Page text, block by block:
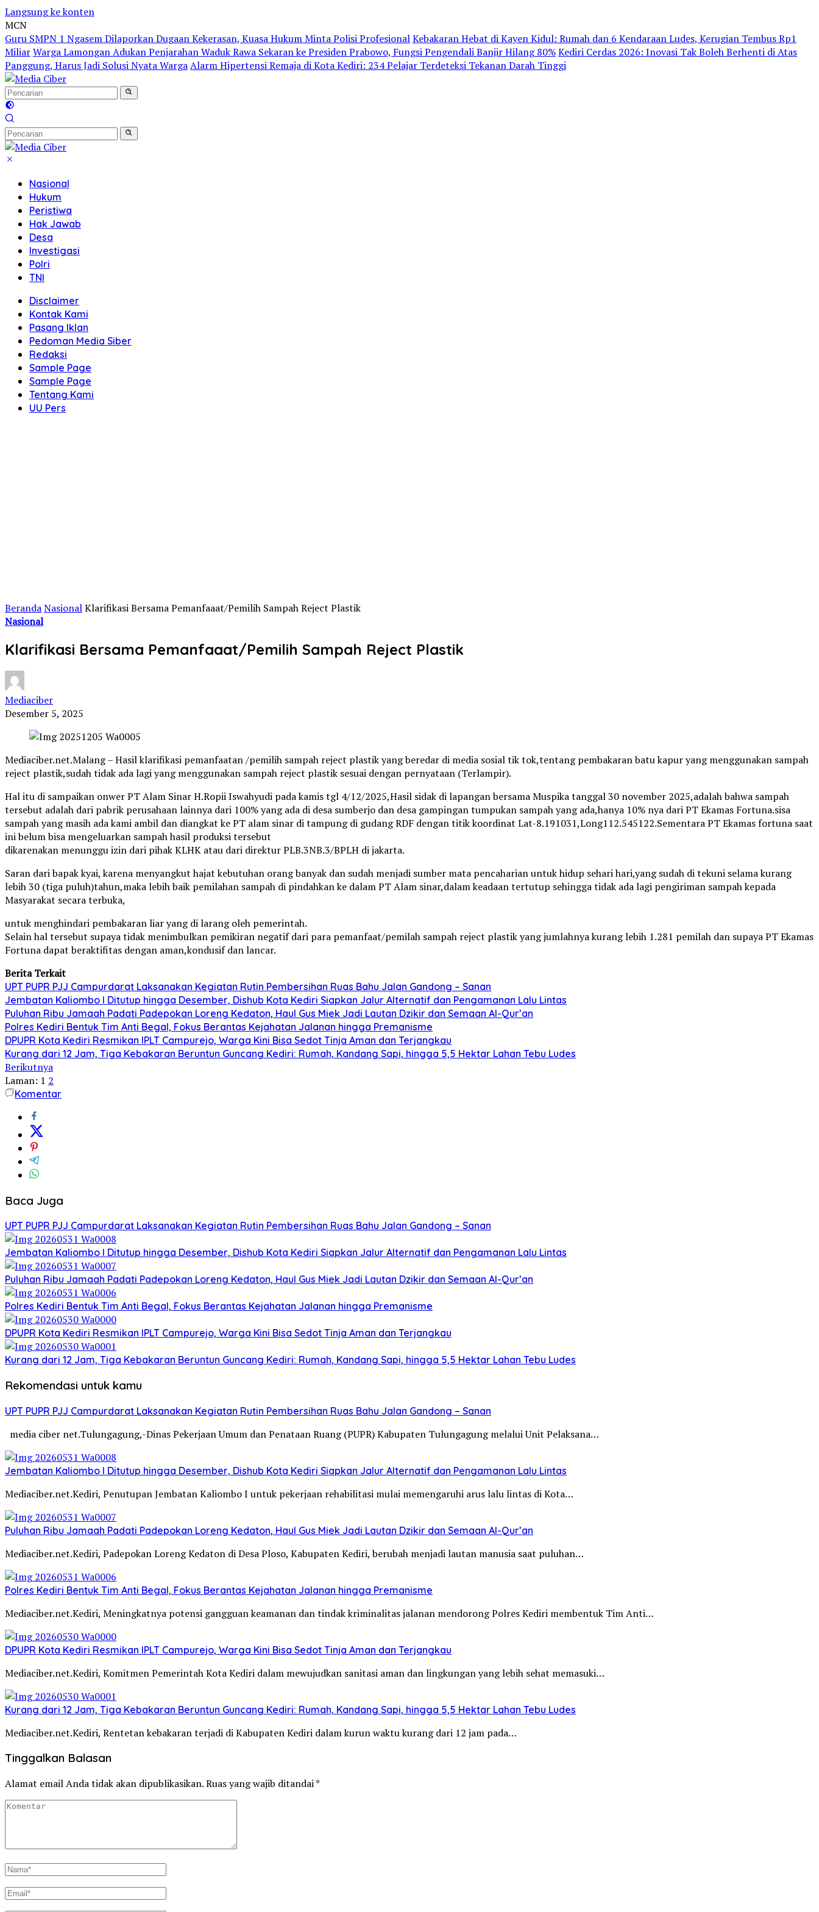
Langsung ke konten
MCN
Guru SMPN 1 Ngasem Dilaporkan Dugaan Kekerasan, Kuasa Hukum Minta Polisi ProfesionalKebakaran Hebat di Kayen Kidul: Rumah dan 6 Kendaraan Ludes, Kerugian Tembus Rp1
MiliarWarga Lamongan Adukan Penjarahan Waduk Rawa Sekaran ke Presiden Prabowo, Fungsi Pengendali Banjir Hilang 80%Kediri Cerdas 2026: Inovasi Tak Boleh Berhenti di Atas
Panggung, Harus Jadi Solusi Nyata WargaAlarm Hipertensi Remaja di Kota Kediri: 234 Pelajar Terdeteksi Tekanan Darah Tinggi
Nasional
Hukum
Peristiwa
Hak Jawab
Desa
Investigasi
Polri
TNI
Disclaimer
Kontak Kami
Pasang Iklan
Pedoman Media Siber
Redaksi
Sample Page
Sample Page
Tentang Kami
UU Pers
BerandaNasionalKlarifikasi Bersama Pemanfaaat/Pemilih Sampah Reject Plastik
Nasional
Klarifikasi Bersama Pemanfaaat/Pemilih Sampah Reject Plastik
Mediaciber
Desember 5, 2025
Mediaciber.net.Malang – Hasil klarifikasi pemanfaatan /pemilih sampah reject plastik yang beredar di media sosial tik tok,tentang pembakaran batu kapur yang menggunakan sampah
reject plastik,sudah tidak ada lagi yang menggunakan sampah reject plastik sesuai dengan pernyataan (Terlampir).
Hal itu di sampaikan onwer PT Alam Sinar H.Ropii Iswahyudi pada kamis tgl 4/12/2025,Hasil sidak di lapangan bersama Muspika tanggal 30 november 2025,adalah bahwa sampah
tersebut adalah dari pabrik perusahaan lainnya dari 100% yang ada di desa sumberjo dan desa gampingan tumpukan sampah yang ada,hanya 10% nya dari PT Ekamas Fortuna.sisa
sampah yang masih ada kami ambil dan diangkat ke PT alam sinar di tampung di gudang RDF dengan titik koordinat Lat-8.191031,Long112.545122.Sementara PT Ekamas fortuna saat
ini belum bisa mengeluarkan sampah hasil produksi tersebut
dikarenakan menunggu izin dari pihak KLHK atau dari direktur PLB.3NB.3/BPLH di jakarta.
Saran dari bapak kyai, karena menyangkut hajat kebutuhan orang banyak dan sudah menjadi sumber mata pencaharian untuk hidup sehari hari,yang sudah di tekuni selama kurang
lebih 30 (tiga puluh)tahun,maka lebih baik pemilahan sampah di pindahkan ke dalam PT Alam sinar,dalam keadaan tertutup sehingga tidak ada lagi pengiriman sampah kepada
Masyarakat secara terbuka,
untuk menghindari pembakaran liar yang di larang oleh pemerintah.
Selain hal tersebut supaya tidak menimbulkan pemikiran negatif dari para pemanfaat/pemilah sampah reject plastik yang jumlahnya kurang lebih 1.281 pemilah dan supaya PT Ekamas
Fortuna dapat beraktifitas dengan aman,kondusif dan lancar.
Berita Terkait
UPT PUPR PJJ Campurdarat Laksanakan Kegiatan Rutin Pembersihan Ruas Bahu Jalan Gandong – Sanan
Jembatan Kaliombo I Ditutup hingga Desember, Dishub Kota Kediri Siapkan Jalur Alternatif dan Pengamanan Lalu Lintas
Puluhan Ribu Jamaah Padati Padepokan Loreng Kedaton, Haul Gus Miek Jadi Lautan Dzikir dan Semaan Al-Qur’an
Polres Kediri Bentuk Tim Anti Begal, Fokus Berantas Kejahatan Jalanan hingga Premanisme
DPUPR Kota Kediri Resmikan IPLT Campurejo, Warga Kini Bisa Sedot Tinja Aman dan Terjangkau
Kurang dari 12 Jam, Tiga Kebakaran Beruntun Guncang Kediri: Rumah, Kandang Sapi, hingga 5,5 Hektar Lahan Tebu Ludes
Berikutnya
Laman: 1 2
Komentar
Baca Juga
UPT PUPR PJJ Campurdarat Laksanakan Kegiatan Rutin Pembersihan Ruas Bahu Jalan Gandong – Sanan
Jembatan Kaliombo I Ditutup hingga Desember, Dishub Kota Kediri Siapkan Jalur Alternatif dan Pengamanan Lalu Lintas
Puluhan Ribu Jamaah Padati Padepokan Loreng Kedaton, Haul Gus Miek Jadi Lautan Dzikir dan Semaan Al-Qur’an
Polres Kediri Bentuk Tim Anti Begal, Fokus Berantas Kejahatan Jalanan hingga Premanisme
DPUPR Kota Kediri Resmikan IPLT Campurejo, Warga Kini Bisa Sedot Tinja Aman dan Terjangkau
Kurang dari 12 Jam, Tiga Kebakaran Beruntun Guncang Kediri: Rumah, Kandang Sapi, hingga 5,5 Hektar Lahan Tebu Ludes
Rekomendasi untuk kamu
UPT PUPR PJJ Campurdarat Laksanakan Kegiatan Rutin Pembersihan Ruas Bahu Jalan Gandong – Sanan
media ciber net.Tulungagung,-Dinas Pekerjaan Umum dan Penataan Ruang (PUPR) Kabupaten Tulungagung melalui Unit Pelaksana…
Jembatan Kaliombo I Ditutup hingga Desember, Dishub Kota Kediri Siapkan Jalur Alternatif dan Pengamanan Lalu Lintas
Mediaciber.net.Kediri, Penutupan Jembatan Kaliombo I untuk pekerjaan rehabilitasi mulai memengaruhi arus lalu lintas di Kota…
Puluhan Ribu Jamaah Padati Padepokan Loreng Kedaton, Haul Gus Miek Jadi Lautan Dzikir dan Semaan Al-Qur’an
Mediaciber.net.Kediri, Padepokan Loreng Kedaton di Desa Ploso, Kabupaten Kediri, berubah menjadi lautan manusia saat puluhan…
Polres Kediri Bentuk Tim Anti Begal, Fokus Berantas Kejahatan Jalanan hingga Premanisme
Mediaciber.net.Kediri, Meningkatnya potensi gangguan keamanan dan tindak kriminalitas jalanan mendorong Polres Kediri membentuk Tim Anti…
DPUPR Kota Kediri Resmikan IPLT Campurejo, Warga Kini Bisa Sedot Tinja Aman dan Terjangkau
Mediaciber.net.Kediri, Komitmen Pemerintah Kota Kediri dalam mewujudkan sanitasi aman dan lingkungan yang lebih sehat memasuki…
Kurang dari 12 Jam, Tiga Kebakaran Beruntun Guncang Kediri: Rumah, Kandang Sapi, hingga 5,5 Hektar Lahan Tebu Ludes
Mediaciber.net.Kediri, Rentetan kebakaran terjadi di Kabupaten Kediri dalam kurun waktu kurang dari 12 jam pada…
Tinggalkan Balasan
Alamat email Anda tidak akan dipublikasikan.Ruas yang wajib ditandai*